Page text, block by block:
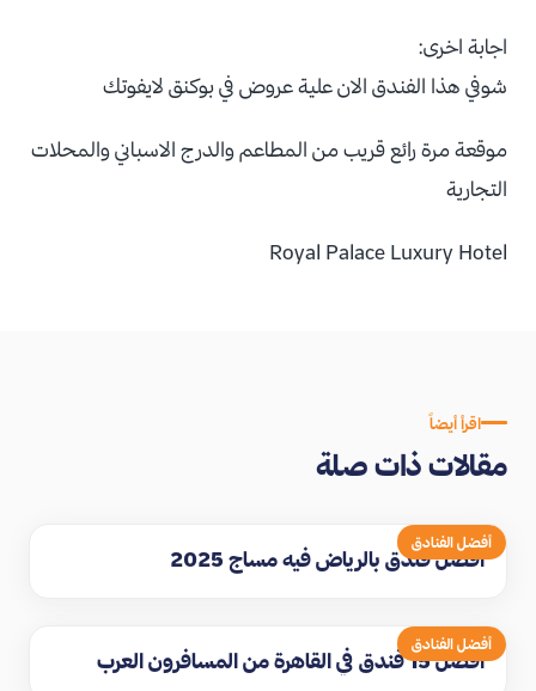
اجابة اخرى:
شوفي هذا الفندق الان علية عروض في بوكنق لايفوتك
موقعة مرة رائع قريب من المطاعم والدرج الاسباني والمحلات
التجارية
Royal Palace Luxury Hotel
اقرأ أيضاً
مقالات ذات صلة
أفضل الفنادق
افضل فندق بالرياض فيه مساج 2025
أفضل الفنادق
افضل 15 فندق في القاهرة من المسافرون العرب